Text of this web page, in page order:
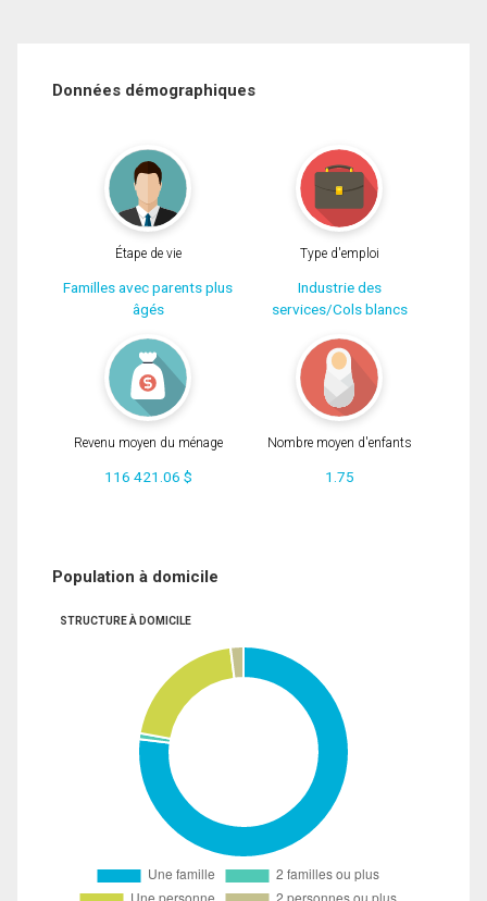
Données démographiques
Étape de vie
Familles avec parents plus
âgés
Type d'emploi
Industrie des
services/Cols blancs
Revenu moyen du ménage
116 421.06 $
Nombre moyen d'enfants
1.75
Population à domicile
STRUCTURE À DOMICILE